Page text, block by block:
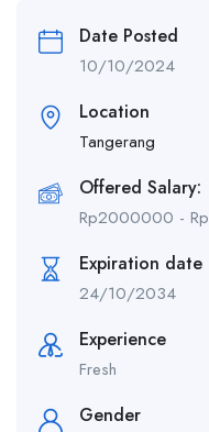
Date Posted
10/10/2024
Location
Tangerang
Offered Salary:
Rp2000000 - Rp
Expiration date
24/10/2034
Experience
Fresh
Gender